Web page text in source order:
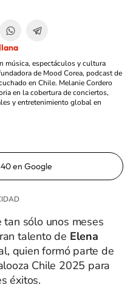
música, espectáculos y cultura
de Mood Corea, podcast de
en Chile. Melanie Cordero
en la cobertura de conciertos,
y entretenimiento global en
en Google
tan sólo unos meses
talento de Elena
quien formó parte de
Chile 2025 para
éxitos.